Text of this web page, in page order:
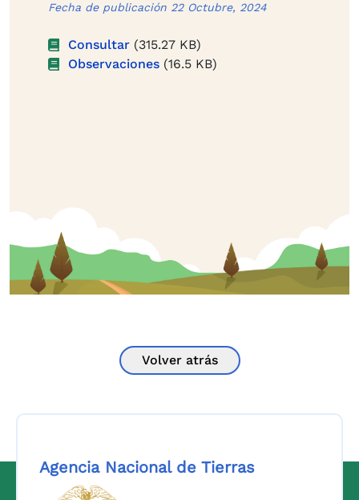
Fecha de publicación 22 Octubre, 2024
Consultar (315.27 KB)
Observaciones (16.5 KB)
Volver atrás
Agencia Nacional de Tierras